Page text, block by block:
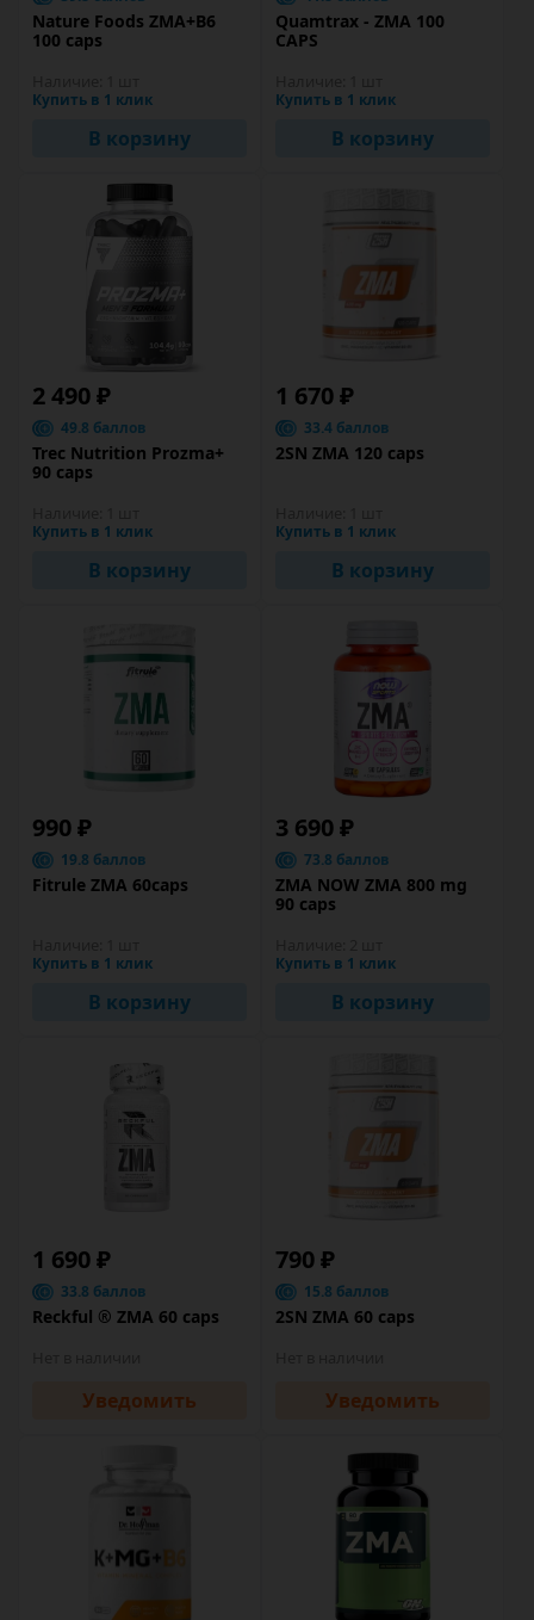
Nature Foods ZMA+B6
100 caps
Купить в 1 клик
В корзину
Quamtrax - ZMA 100
CAPS
Купить в 1 клик
В корзину
2 490 ₽
49.8 баллов
Trec Nutrition Prozma+
90 caps
Купить в 1 клик
В корзину
1 670 ₽
33.4 баллов
2SN ZMA 120 caps
Купить в 1 клик
В корзину
990 ₽
19.8 баллов
Fitrule ZMA 60caps
Купить в 1 клик
В корзину
3 690 ₽
73.8 баллов
ZMA NOW ZMA 800 mg
90 caps
Купить в 1 клик
В корзину
1 690 ₽
33.8 баллов
Reckful ® ZMA 60 caps
Уведомить
790 ₽
15.8 баллов
2SN ZMA 60 caps
Уведомить